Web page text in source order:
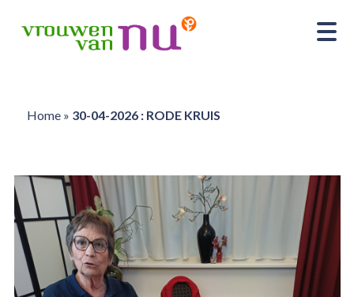
Home» 30-04-2026 : RODE KRUIS